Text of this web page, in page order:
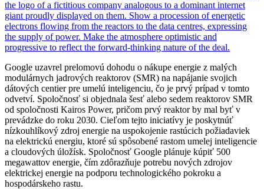
Google uzavrel prelomovú dohodu o nákupe energie z malých
modulárnych jadrových reaktorov (SMR) na napájanie svojich
dátových centier pre umelú inteligenciu, čo je prvý prípad v tomto
odvetví. Spoločnosť si objednala šesť alebo sedem reaktorov SMR
od spoločnosti Kairos Power, pričom prvý reaktor by mal byť v
prevádzke do roku 2030. Cieľom tejto iniciatívy je poskytnúť
nízkouhlíkový zdroj energie na uspokojenie rastúcich požiadaviek
na elektrickú energiu, ktoré sú spôsobené rastom umelej inteligencie
a cloudových úložísk. Spoločnosť Google plánuje kúpiť 500
megawattov energie, čím zdôrazňuje potrebu nových zdrojov
elektrickej energie na podporu technologického pokroku a
hospodárskeho rastu.